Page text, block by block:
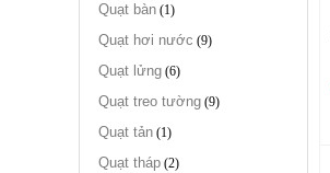
Quạt bàn (1)
Quạt hơi nước (9)
Quạt lửng (6)
Quạt treo tường (9)
Quạt tản (1)
Quạt tháp (2)